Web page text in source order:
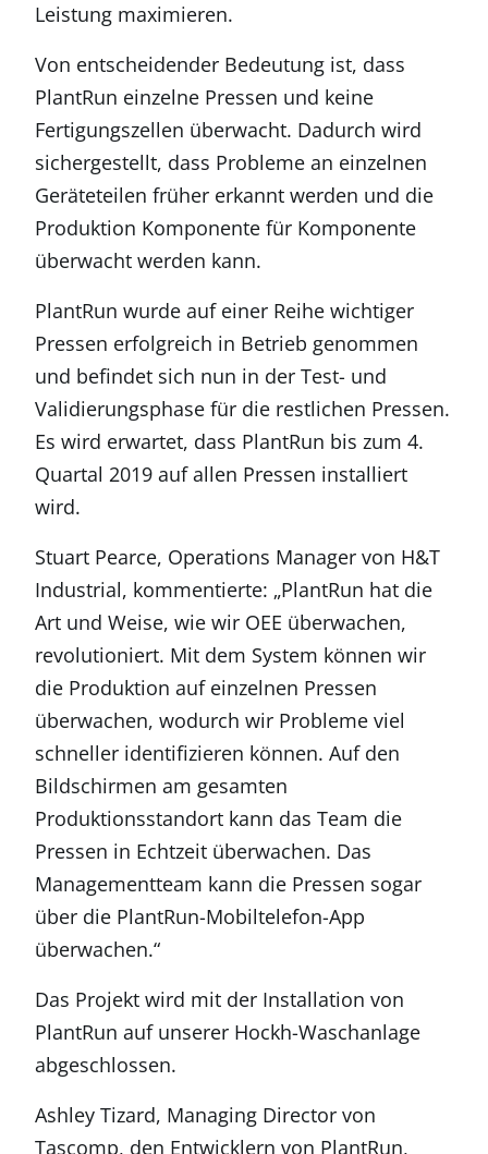
Leistung maximieren.
Von entscheidender Bedeutung ist, dass
PlantRun einzelne Pressen und keine
Fertigungszellen überwacht. Dadurch wird
sichergestellt, dass Probleme an einzelnen
Geräteteilen früher erkannt werden und die
Produktion Komponente für Komponente
überwacht werden kann.
PlantRun wurde auf einer Reihe wichtiger
Pressen erfolgreich in Betrieb genommen
und befindet sich nun in der Test- und
Validierungsphase für die restlichen Pressen.
Es wird erwartet, dass PlantRun bis zum 4.
Quartal 2019 auf allen Pressen installiert
wird.
Stuart Pearce, Operations Manager von H&T
Industrial, kommentierte: „PlantRun hat die
Art und Weise, wie wir OEE überwachen,
revolutioniert. Mit dem System können wir
die Produktion auf einzelnen Pressen
überwachen, wodurch wir Probleme viel
schneller identifizieren können. Auf den
Bildschirmen am gesamten
Produktionsstandort kann das Team die
Pressen in Echtzeit überwachen. Das
Managementteam kann die Pressen sogar
über die PlantRun-Mobiltelefon-App
überwachen.“
Das Projekt wird mit der Installation von
PlantRun auf unserer Hockh-Waschanlage
abgeschlossen.
Ashley Tizard, Managing Director von
Tascomp, den Entwicklern von PlantRun,